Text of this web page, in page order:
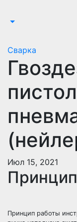
Сварка
Июл 15, 2021
Принцип работы